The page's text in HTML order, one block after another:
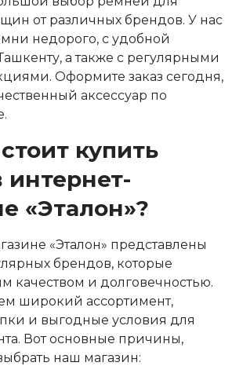
от различных брендов. У нас
недорого, с удобной
а также с регулярными
Оформите заказ сегодня,
аксессуар по
купить
«Эталон»?
«Эталон» представлены
брендов, которые
качеством и долговечностью.
широкий ассортимент,
и выгодные условия для
Вот основные причины,
наш магазин: